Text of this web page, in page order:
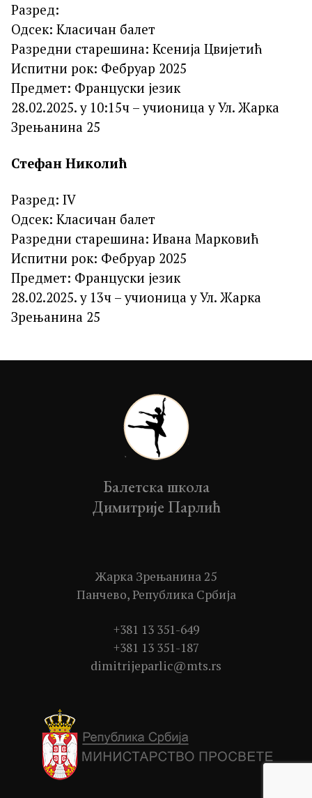
Разред:
Одсек: Класичан балет
Разредни старешина: Ксенија Цвијетић
Испитни рок: Фебруар 2025
Предмет: Француски језик
28.02.2025. у 10:15ч – учионица у Ул. Жарка
Зрењанина 25
Стефан Николић
Разред: IV
Одсек: Класичан балет
Разредни старешина: Ивана Марковић
Испитни рок: Фебруар 2025
Предмет: Француски језик
28.02.2025. у 13ч – учионица у Ул. Жарка
Зрењанина 25
Балетска школа
Димитрије Парлић
Жарка Зрењанина 25
Панчево, Република Србија
+381 13 351-649
+381 13 351-187
dimitrijeparlic@mts.rs